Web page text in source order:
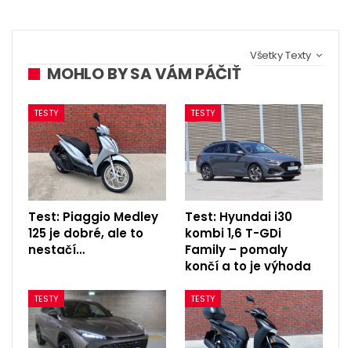
Všetky Texty
MOHLO BY SA VÁM PÁČIŤ
TESTY
Test: Piaggio Medley
125 je dobré, ale to
nestačí…
TESTY
Test: Hyundai i30
kombi 1,6 T-GDi
Family – pomaly
končí a to je výhoda
TESTY TESTY